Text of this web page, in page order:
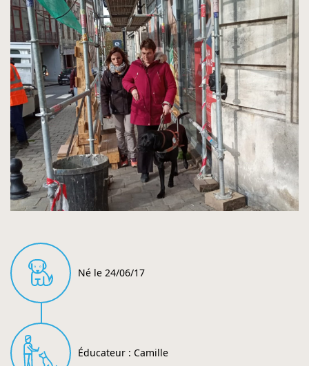
Né le 24/06/17
Éducateur : Camille